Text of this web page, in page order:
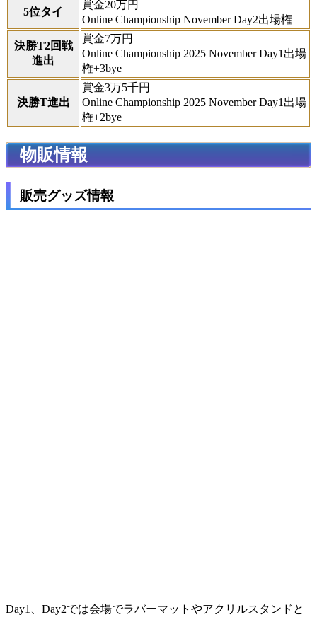
5位タイ
賞金20万円
Online Championship November Day2出場権
決勝T2回戦
進出
賞金7万円
Online Championship 2025 November Day1出場
権+3bye
決勝T進出
賞金3万5千円
Online Championship 2025 November Day1出場
権+2bye
物販情報
販売グッズ情報
Day1、Day2では会場でラバーマットやアクリルスタンドと